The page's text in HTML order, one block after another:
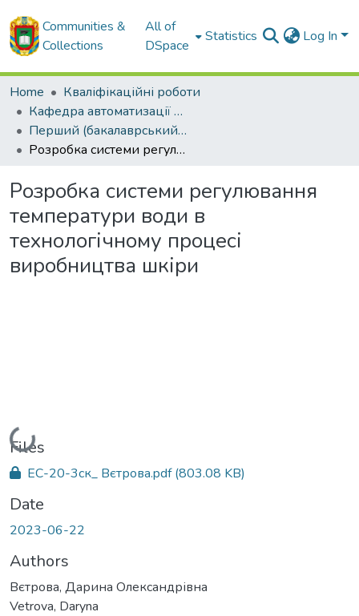
Communities &
Collections
All of
DSpace
Statistics Log In
Home
Кваліфікаційні роботи
Кафедра автоматизації виробничих процесів
Перший (бакалаврський) рівень
Розробка системи регулювання температури води в технологічному процесі виробництва шкіри
Розробка системи регулювання
температури води в
технологічному процесі
виробництва шкіри
Loading...
Files
ЕС-20-3ск_ Вєтрова.pdf(803.08 KB)
Date
2023-06-22
Authors
Вєтрова, Дарина Олександрівна
Vetrova, Daryna